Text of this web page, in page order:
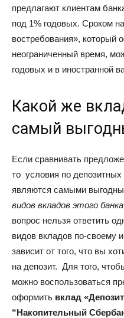
предлагают клиентам
под 1% годовых. Сроком
востребования», который
неограниченный время,
годовых и в иностранной
Какой же
самый
Если сравнивать
то условия по
являются самыми
видов вкладов этого
вопрос нельзя ответить
видов вкладов по-своему
зависит от того, что вы
на депозит. Для того,
можно воспользоваться
оформить вклад
“Накопительный